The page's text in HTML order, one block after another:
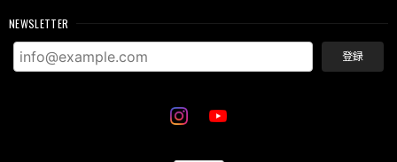
NEWSLETTER
登録